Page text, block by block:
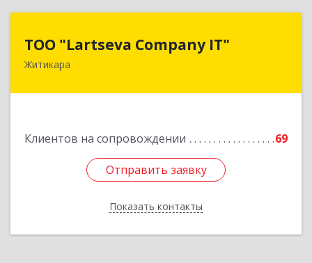
ТОО "Lartseva Company IT"
Житикара
Клиентов на сопровождении 69
Отправить заявку
Показать контакты
110700, Республика Казахстан, Костанайская
Отправить заявку
Назад